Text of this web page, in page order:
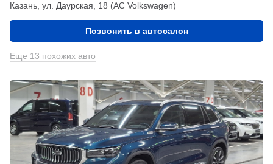
Казань, ул. Даурская, 18 (АС Volkswagen)
Позвонить в автосалон
Еще 13 похожих авто